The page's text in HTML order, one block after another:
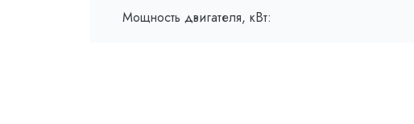
Мощность двигателя, кВт: